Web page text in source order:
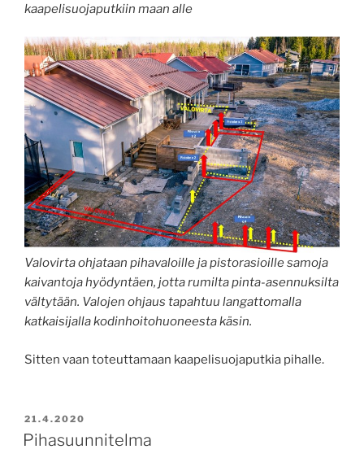
kaapelisuojaputkiin maan alle
Valovirta ohjataan pihavaloille ja pistorasioille samoja
kaivantoja hyödyntäen, jotta rumilta pinta-asennuksilta
vältytään. Valojen ohjaus tapahtuu langattomalla
katkaisijalla kodinhoitohuoneesta käsin.
Sitten vaan toteuttamaan kaapelisuojaputkia pihalle.
JULKAISTU
21.4.2020
Pihasuunnitelma